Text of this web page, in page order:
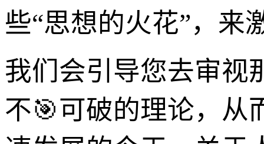
些“思想的火花”，来
我们会引导您去审视
不🎯可破的理论，从